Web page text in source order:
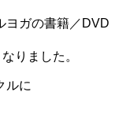
ヨガの書籍／DVD
りました。
ルに